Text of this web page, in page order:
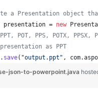
a Presentation object
presentation = new
POT, PPS, POTX, PPSX,
as PPT
. save( "output.ppt" , com.
json-to-powerpoint.java